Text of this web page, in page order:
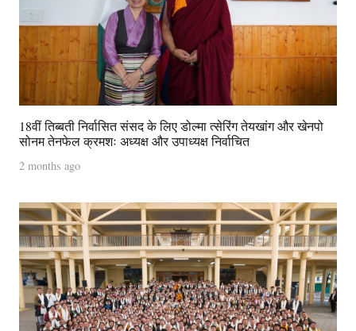
18वीं तिब्बती निर्वासित संसद के लिए डोल्मा त्सेरिंग तेयखांग और खेनपो
सोनम तेनफेल क्रमशः अध्यक्ष और उपाध्यक्ष निर्वाचित
2 months ago